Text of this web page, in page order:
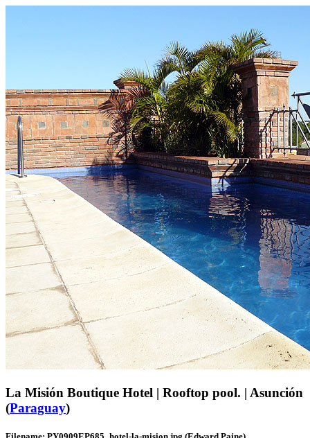
La Misión Boutique Hotel | Rooftop pool. | Asunción
(Paraguay)